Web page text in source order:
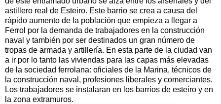
astillero real de Esteiro. Este barrio se crea a causa del
rápido aumento de la población que empieza a llegar a
Ferrol por la demanda de trabajadores en la construcción
naval y también por ser destinados un gran número de
tropas de armada y artillería. En esta parte de la ciudad van
a ir por lo tanto las viviendas para las capas más elevadas
de la sociedad ferrolana: oficiales de la Marina, técnicos de
la construcción naval, profesiones liberales y comerciantes.
Los trabajadores se instalaran en los barrios de esteiro y en
la zona extramuros.